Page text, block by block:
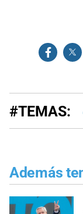
#TEMAS:
Además